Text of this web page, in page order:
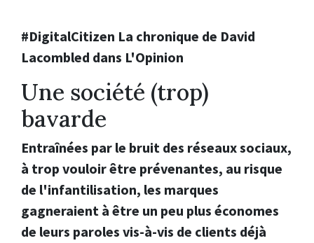
#DigitalCitizen La chronique de David
Lacombled dans L'Opinion
Une société (trop)
bavarde
Entraînées par le bruit des réseaux sociaux,
à trop vouloir être prévenantes, au risque
de l'infantilisation, les marques
gagneraient à être un peu plus économes
de leurs paroles vis-à-vis de clients déjà